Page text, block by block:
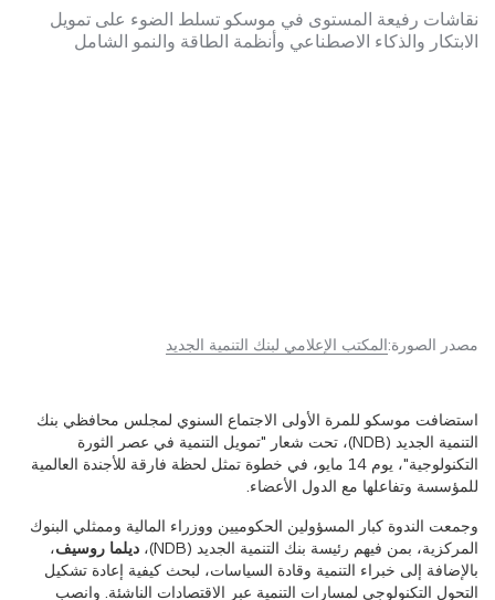
نقاشات رفيعة المستوى في موسكو تسلط الضوء على تمويل
الابتكار والذكاء الاصطناعي وأنظمة الطاقة والنمو الشامل
مصدر الصورة:المكتب الإعلامي لبنك التنمية الجديد
استضافت موسكو للمرة الأولى الاجتماع السنوي لمجلس محافظي بنك
التنمية الجديد (NDB)، تحت شعار "تمويل التنمية في عصر الثورة
التكنولوجية"، يوم 14 مايو، في خطوة تمثل لحظة فارقة للأجندة العالمية
للمؤسسة وتفاعلها مع الدول الأعضاء.
وجمعت الندوة كبار المسؤولين الحكوميين ووزراء المالية وممثلي البنوك
المركزية، بمن فيهم رئيسة بنك التنمية الجديد (NDB)،
ديلما روسيف،
بالإضافة إلى خبراء التنمية وقادة السياسات، لبحث كيفية إعادة تشكيل
التحول التكنولوجي لمسارات التنمية عبر الاقتصادات الناشئة. وانصب